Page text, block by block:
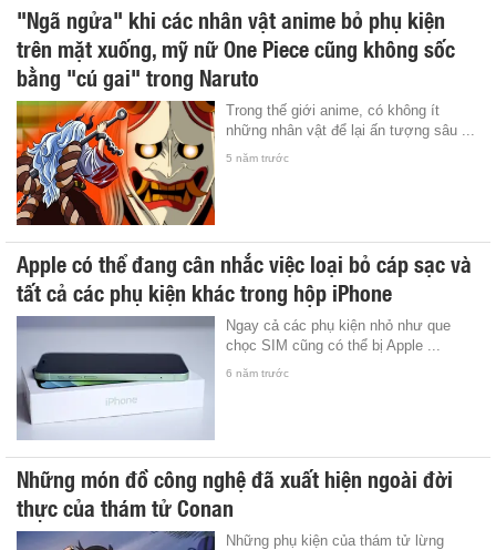
"Ngã ngửa" khi các nhân vật anime bỏ phụ kiện
trên mặt xuống, mỹ nữ One Piece cũng không sốc
bằng "cú gai" trong Naruto
Trong thế giới anime, có không ít
những nhân vật để lại ấn tượng sâu ...
5 năm trước
Apple có thể đang cân nhắc việc loại bỏ cáp sạc và
tất cả các phụ kiện khác trong hộp iPhone
Ngay cả các phụ kiện nhỏ như que
chọc SIM cũng có thể bị Apple ...
6 năm trước
Những món đồ công nghệ đã xuất hiện ngoài đời
thực của thám tử Conan
Những phụ kiện của thám tử lừng